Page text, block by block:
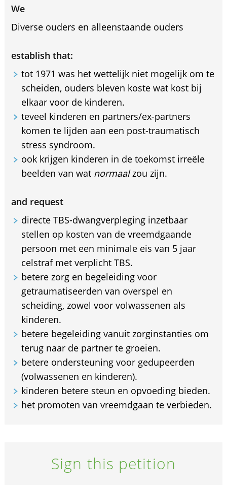
We
Diverse ouders en alleenstaande ouders
establish that:
tot 1971 was het wettelijk niet mogelijk om te
scheiden, ouders bleven koste wat kost bij
elkaar voor de kinderen.
teveel kinderen en partners/ex-partners
komen te lijden aan een post-traumatisch
stress syndroom.
ook krijgen kinderen in de toekomst irreële
beelden van wat normaalzou zijn.
and request
directe TBS-dwangverpleging inzetbaar
stellen op kosten van de vreemdgaande
persoon met een minimale eis van 5 jaar
celstraf met verplicht TBS.
betere zorg en begeleiding voor
getraumatiseerden van overspel en
scheiding, zowel voor volwassenen als
kinderen.
betere begeleiding vanuit zorginstanties om
terug naar de partner te groeien.
betere ondersteuning voor gedupeerden
(volwassenen en kinderen).
kinderen betere steun en opvoeding bieden.
het promoten van vreemdgaan te verbieden.
Sign this petition